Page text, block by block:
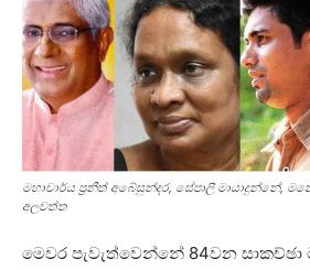
මහාචාර්ය ප්‍රනීත් අබේසුන්දර, සේපාලී මායාදුන්නේ,
අලවත්ත
මෙවර පැවැත්වෙන්නේ 84වන